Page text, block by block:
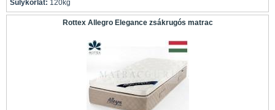
Súlykorlát: 120kg
Rottex Allegro Elegance zsákrugós matrac